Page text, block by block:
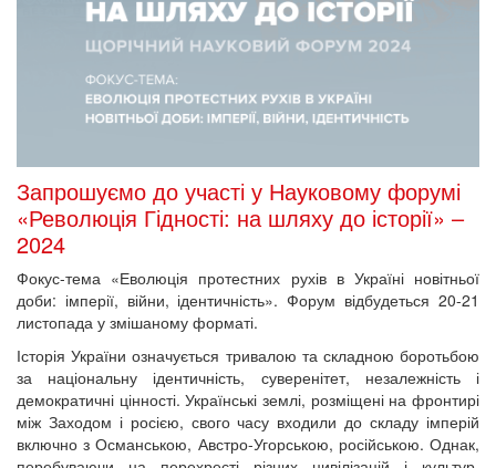
Запрошуємо до участі у Науковому форумі
«Революція Гідності: на шляху до історії» –
2024
Фокус-тема «Еволюція протестних рухів в Україні новітньої
доби: імперії, війни, ідентичність». Форум відбудеться 20-21
листопада у змішаному форматі.
Історія України означується тривалою та складною боротьбою
за національну ідентичність, суверенітет, незалежність і
демократичні цінності. Українські землі, розміщені на фронтирі
між Заходом і росією, свого часу входили до складу імперій
включно з Османською, Австро-Угорською, російською. Однак,